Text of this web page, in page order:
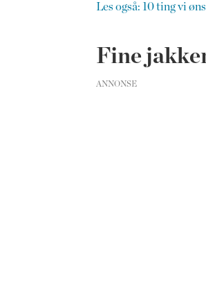
Les også: 10 ting vi
Fine
ANNONSE